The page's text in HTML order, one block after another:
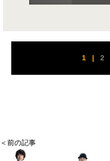
1 | 2
＜前の記事